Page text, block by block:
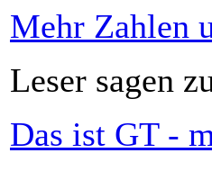
Mehr Zahlen
Leser sagen
Das ist GT -